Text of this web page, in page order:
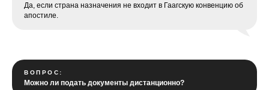
Да, если страна назначения не входит в Гаагскую конвенцию об
апостиле.
ВОПРОС:
Можно ли подать документы дистанционно?